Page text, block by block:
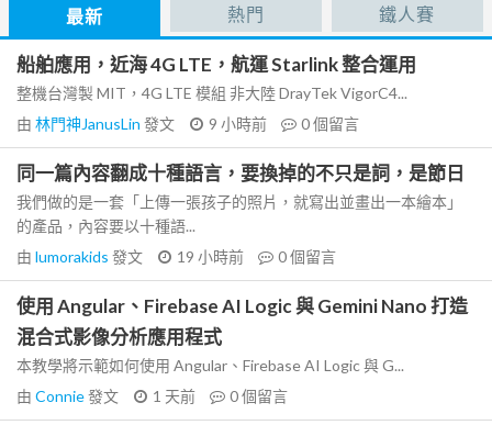
最新 熱門 鐵人賽
船舶應用，近海 4G LTE，航運 Starlink 整合運用
整機台灣製 MIT，4G LTE 模組 非大陸 DrayTek VigorC4...
由 林門神JanusLin 發文 9 小時前 0個留言
同一篇內容翻成十種語言，要換掉的不只是詞，是節日
我們做的是一套「上傳一張孩子的照片，就寫出並畫出一本繪本」
的產品，內容要以十種語...
由 lumorakids 發文 19 小時前 0個留言
使用 Angular、Firebase AI Logic 與 Gemini Nano 打造
混合式影像分析應用程式
本教學將示範如何使用 Angular、Firebase AI Logic 與 G...
由 Connie發文 1 天前 0個留言